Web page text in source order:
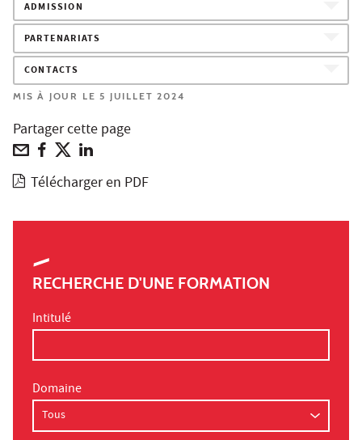
ADMISSION
PARTENARIATS
CONTACTS
MIS À JOUR LE 5 JUILLET 2024
Partager cette page
Télécharger en PDF
RECHERCHE D'UNE FORMATION
Intitulé
Domaine